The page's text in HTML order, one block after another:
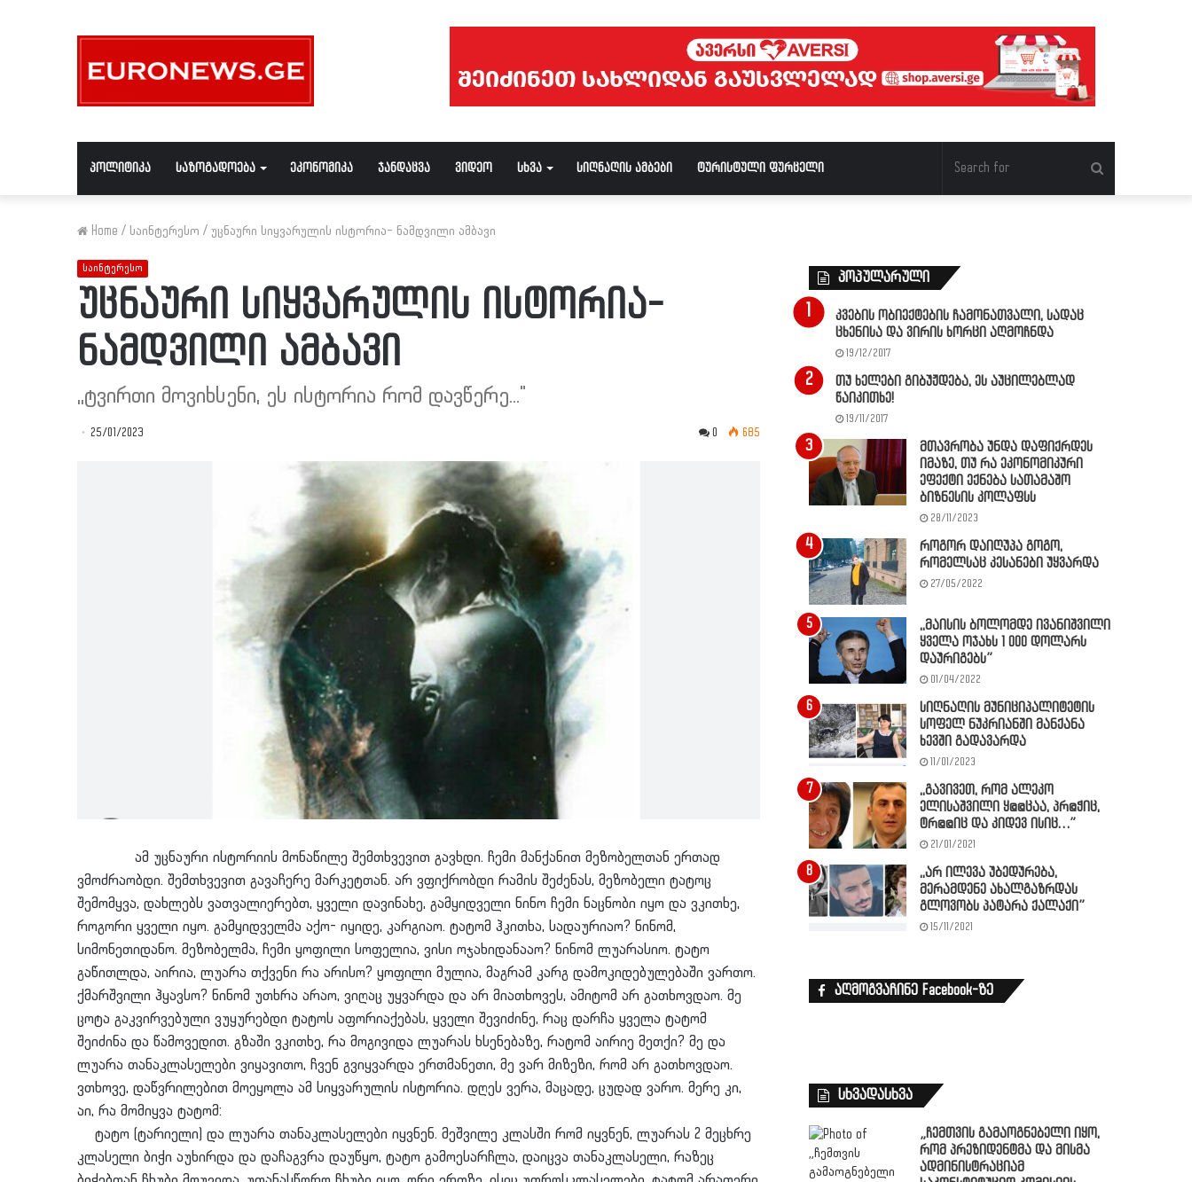
პოლიტიკა საზოგადოება ეკონომიკა ჯანდაცვა ვიდეო სხვა სიღნაღის ამბები ტურისტული ფურცელი
Home / საინტერესო / უცნაური სიყვარულის ისტორია- ნამდვილი ამბავი
საინტერესო
უცნაური სიყვარულის ისტორია-
ნამდვილი ამბავი
,,ტვირთი მოვიხსენი, ეს ისტორია რომ დავწერე..."
25/01/2023 0 685
ამ უცნაური ისტორიის მონაწილე შემთხვევით გავხდი. ჩემი მანქანით მეზობელთან ერთად
ვმოძრაობდი. შემთხვევით გავაჩერე მარკეტთან. არ ვფიქრობდი რამის შეძენას, მეზობელი ტატოც
შემომყვა, დახლებს ვათვალიერებთ, ყველი დავინახე, გამყიდველი ნინო ჩემი ნაცნობი იყო და ვკითხე,
როგორი ყველი იყო. გამყიდველმა აქო- იყიდე, კარგიაო. ტატომ ჰკითხა, სადაურიაო? ნინომ,
სიმონეთიდანო. მეზობელმა, ჩემი ყოფილი სოფელია, ვისი ოჯახიდანააო? ნინომ ლუარასიო. ტატო
გაწითლდა, აირია, ლუარა თქვენი რა არისო? ყოფილი მულია, მაგრამ კარგ დამოკიდებულებაში ვართო.
ქმარშვილი ჰყავსო? ნინომ უთხრა არაო, ვიღაც უყვარდა და არ მიათხოვეს, ამიტომ არ გათხოვდაო. მე
ცოტა გაკვირვებული ვუყურებდი ტატოს აფორიაქებას, ყველი შევიძინე, რაც დარჩა ყველა ტატომ
შეიძინა და წამოვედით. გზაში ვკითხე, რა მოგივიდა ლუარას ხსენებაზე, რატომ აირიე მეთქი? მე და
ლუარა თანაკლასელები ვიყავითო, ჩვენ გვიყვარდა ერთმანეთი, მე ვარ მიზეზი, რომ არ გათხოვდაო.
ვთხოვე, დაწვრილებით მოეყოლა ამ სიყვარულის ისტორია. დღეს ვერა, მაცადე, ცუდად ვარო. მერე კი,
აი, რა მომიყვა ტატომ:
ტატო (ტარიელი) და ლუარა თანაკლასელები იყვნენ. მეშვილე კლასში რომ იყვნენ, ლუარას 2 მეცხრე
კლასელი ბიჭი აუხირდა და დაჩაგვრა დაუწყო, ტატო გამოესარჩლა, დაიცვა თანაკლასელი, რაზეც
პოპულარული
კვების ობიექტების ჩამონათვალი, სადაც
ცხენისა და ვირის ხორცი აღმოჩნდა
19/12/2017
თუ ხელები გიბუჟდება, ეს აუცილებლად
წაიკითხე!
19/11/2017
მთავრობა უნდა დაფიქრდეს
იმაზე, თუ რა ეკონომიკური
ეფექტი ექნება სათამაშო
ბიზნესის კოლაფსს
28/11/2023
როგორ დაიღუპა გოგო,
რომელსაც კესანები უყვარდა
27/05/2022
,,მაისის ბოლომდე ივანიშვილი
ყველა ოჯახს 1 000 დოლარს
დაურიგებს”
01/04/2022
სიღნაღის მუნიციპალიტეტის
სოფელ ნუკრიანში მანქანა
ხევში გადავარდა
11/01/2023
,,გავივეთ, რომ ალეკო
ელისაშვილი ყ@@ცაა, პრ@ჭიც,
ტრ@@იც და კიდევ ისიც…”
21/01/2021
,,არ ილევა უბედურება,
მერამდენე ახალგაზრდას
გლოვობს პატარა ქალაქი”
15/11/2021
აღმოგვაჩინე Facebook-ზე
სხვადასხვა
„ჩემთვის გამაოგნებელი იყო,
რომ პრეზიდენტმა და მისმა
ადმინისტრაციამ